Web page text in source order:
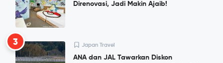
Direnovasi, Jadi Makin Ajaib!
3 Japan Travel
ANA dan JAL Tawarkan Diskon